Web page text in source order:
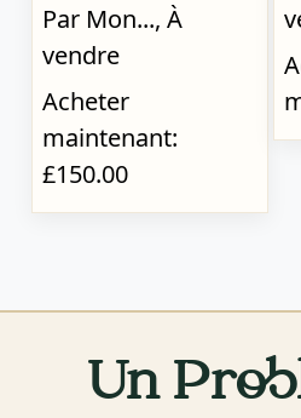
Par Mon..., À
vendre
Acheter
maintenant:
£150.00
Un